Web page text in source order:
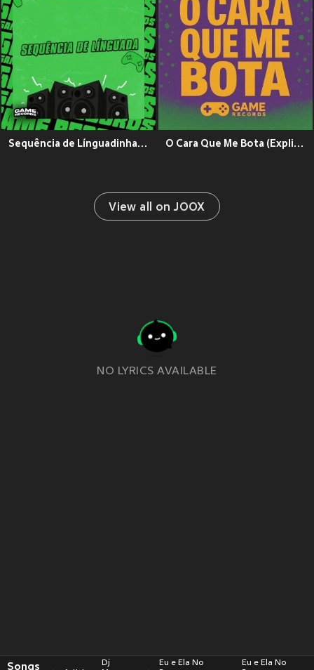
Sequência de Línguadinha (Explicit) O Cara Que Me Bota (Explicit)
View all on JOOX
NO LYRICS AVAILABLE
Songs
Dj
Eu e Ela No
Eu e Ela No